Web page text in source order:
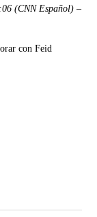
(CNN Español) –